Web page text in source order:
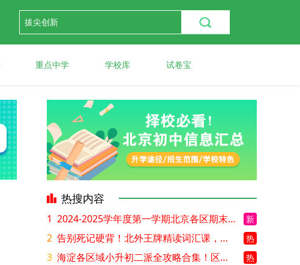
重点中学 学校库 试卷宝
热搜内容
1 2024-2025学年度第一学期北京各区期末考试真题试卷汇总 新
2 告别死记硬背！北外王牌精读词汇课，帮孩子突破英语词汇难关 热
3 海淀各区域小升初二派全攻略合集！区域一至五志愿填报、升学策略详解 热